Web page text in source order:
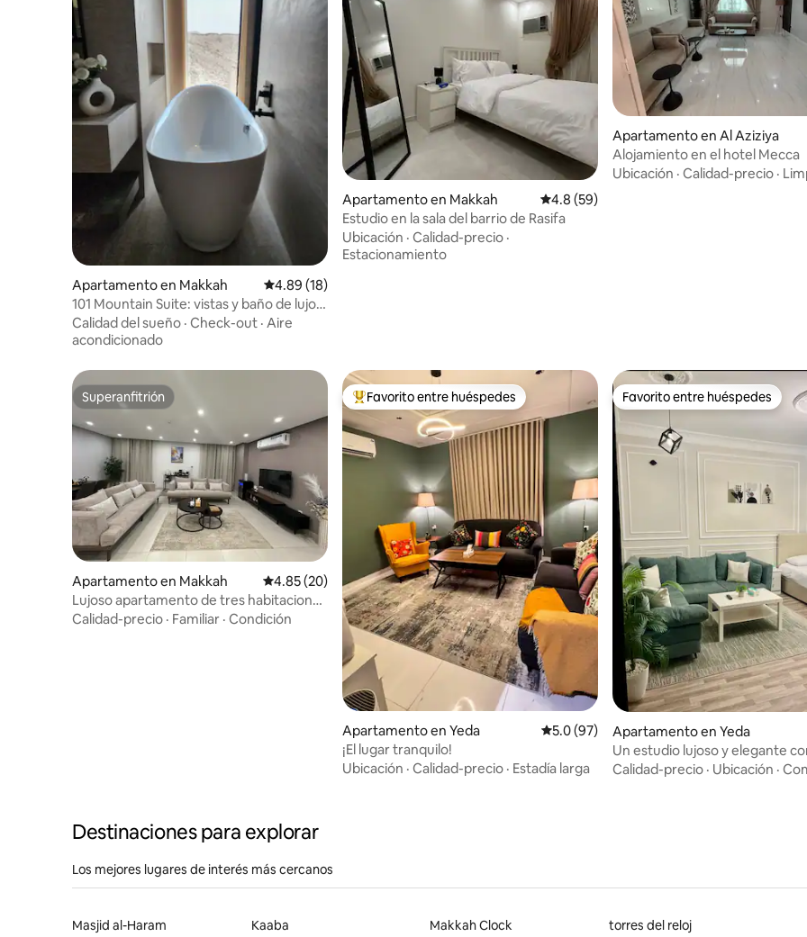
Apartamento en Makkah Calificación promedio: 4.89 de 5, 18 reseñas
4.89 (18)
101 Mountain Suite: vistas y baño de lujo/a
20 minutos de Harm
Calidad del sueño · Check-out · Aire
acondicionado
Apartamento en Makkah Calificación promedio: 4.8 de 5, 59 reseñas
4.8 (59)
Estudio en la sala del barrio de Rasifa
Ubicación · Calidad-precio ·
Estacionamiento
Apartamento en Al Aziziya
Alojamiento en el hotel Mecca
Ubicación · Calidad-precio ·
Superanfitrión
Superanfitrión
Apartamento en Makkah Calificación promedio: 4.85 de 5, 20 reseñas
4.85 (20)
Lujoso apartamento de tres habitaciones
con entrada inteligente
Calidad-precio · Familiar · Condición
Favorito entre huéspedes preferido
Favorito entre huéspedes
Apartamento en Yeda Calificación promedio: 5.0 de 5, 97 reseñas
5.0 (97)
¡El lugar tranquilo!
Ubicación · Calidad-precio · Estadía larga
Favorito entre huéspedes
Favorito entre huéspedes
Apartamento en Yeda
Un estudio lujoso y elegante
in autónomo.
Calidad-precio · Ubicación ·
Destinaciones para explorar
Los mejores lugares de interés más cercanos
Masjid al-Haram Kaaba Makkah Clock torres del reloj